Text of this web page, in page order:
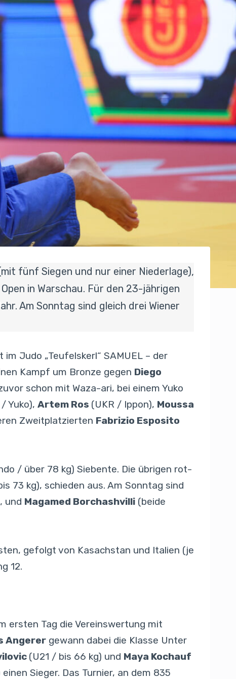
fünf Siegen und nur einer Niederlage),
in Warschau. Für den 23-jährigen
Am Sonntag sind gleich drei Wiener
Judo „Teufelskerl“ SAMUEL – der
Kampf um Bronze gegen Diego
schon mit Waza-ari, bei einem Yuko
Yuko), Artem Ros (UKR / Ippon), Moussa
Zweitplatzierten Fabrizio Esposito
/ über 78 kg) Siebente. Die übrigen rot-
73 kg), schieden aus. Am Sonntag sind
, und Magamed Borchashvilli (beide
gefolgt von Kasachstan und Italien (je
12.
ersten Tag die Vereinswertung mit
Angerer gewann dabei die Klasse Unter
(U21 / bis 66 kg) und Maya Kochauf
Sieger. Das Turnier, an dem 835